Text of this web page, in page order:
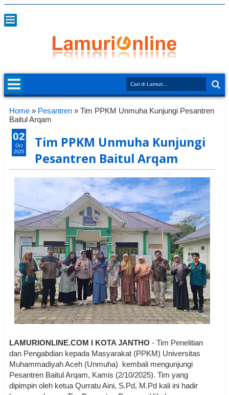
Home » Pesantren » Tim PPKM Unmuha Kunjungi Pesantren
Baitul Arqam
Tim PPKM Unmuha Kunjungi
Pesantren Baitul Arqam
LAMURIONLINE.COM I KOTA JANTHO - Tim Penelitian
dan Pengabdian kepada Masyarakat (PPKM) Universitas
Muhammadiyah Aceh (Unmuha) kembali mengunjungi
Pesantren Baitul Arqam, Kamis (2/10/2025). Tim yang
dipimpin oleh ketua Qurratu Aini, S.Pd, M.Pd kali ini hadir
02
Oct
2025